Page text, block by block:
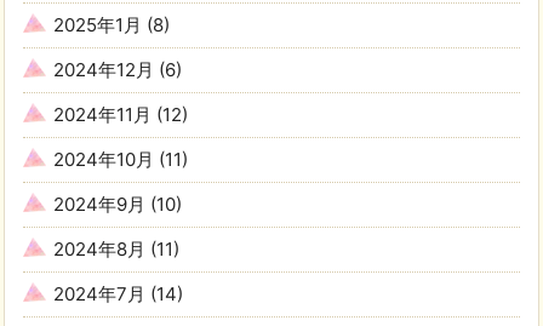
2025年1月 (8)
2024年12月 (6)
2024年11月 (12)
2024年10月 (11)
2024年9月 (10)
2024年8月 (11)
2024年7月 (14)